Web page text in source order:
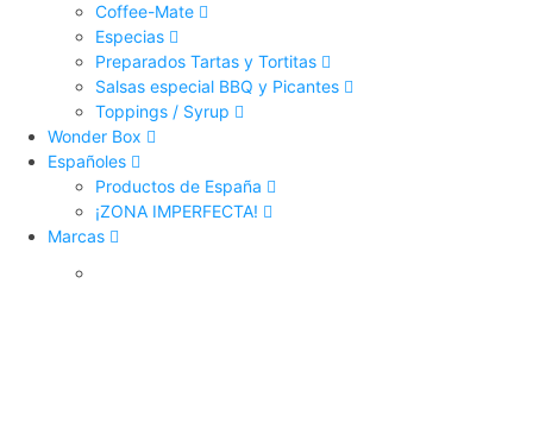
Coffee-Mate
Especias
Preparados Tartas y Tortitas
Salsas especial BBQ y Picantes
Toppings / Syrup
Wonder Box
Españoles
Productos de España
¡ZONA IMPERFECTA!
Marcas